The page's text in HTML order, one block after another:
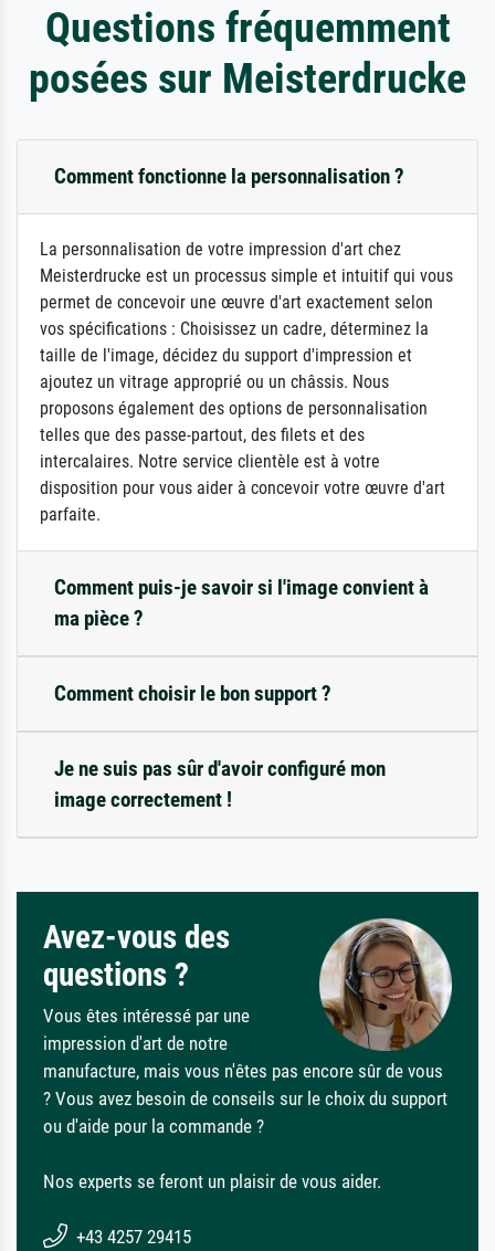
Questions fréquemment
posées sur Meisterdrucke
Comment fonctionne la personnalisation ?
La personnalisation de votre impression d'art chez
Meisterdrucke est un processus simple et intuitif qui vous
permet de concevoir une œuvre d'art exactement selon
vos spécifications : Choisissez un cadre, déterminez la
taille de l'image, décidez du support d'impression et
ajoutez un vitrage approprié ou un châssis. Nous
proposons également des options de personnalisation
telles que des passe-partout, des filets et des
intercalaires. Notre service clientèle est à votre
disposition pour vous aider à concevoir votre œuvre d'art
parfaite.
Comment puis-je savoir si l'image convient à
ma pièce ?
Comment choisir le bon support ?
Je ne suis pas sûr d'avoir configuré mon
image correctement !
Avez-vous des
questions ?
Vous êtes intéressé par une
impression d'art de notre
manufacture, mais vous n'êtes pas encore sûr de vous
? Vous avez besoin de conseils sur le choix du support
ou d'aide pour la commande ?
Nos experts se feront un plaisir de vous aider.
+43 4257 29415